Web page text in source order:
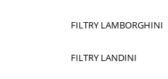
FILTRY LAMBORGHINI
FILTRY LANDINI